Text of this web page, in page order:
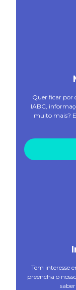
Quer ficar por
IABC,
muito mais?
Tem interesse
preencha o